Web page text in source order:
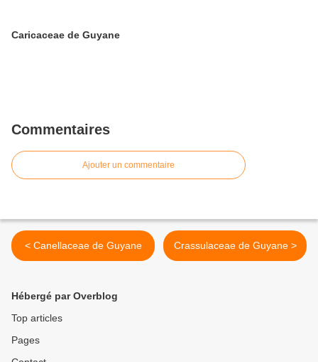
Caricaceae de Guyane
Commentaires
Ajouter un commentaire
< Canellaceae de Guyane Crassulaceae de Guyane >
Hébergé par Overblog
Top articles
Pages